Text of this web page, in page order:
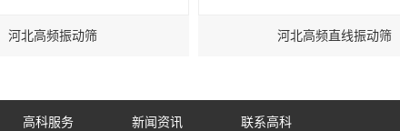
河北高频振动筛 河北高频直线振动筛
高科服务 新闻资讯 联系高科